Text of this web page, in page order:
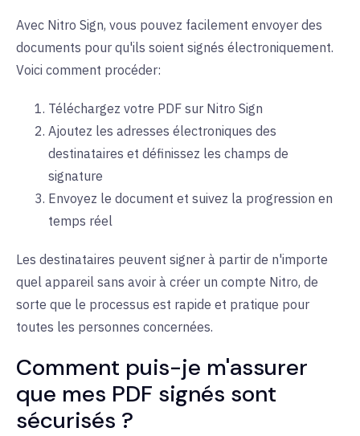
Avec Nitro Sign, vous pouvez facilement envoyer des
documents pour qu'ils soient signés électroniquement.
Voici comment procéder:
Téléchargez votre PDF sur Nitro Sign
Ajoutez les adresses électroniques des
destinataires et définissez les champs de
signature
Envoyez le document et suivez la progression en
temps réel
Les destinataires peuvent signer à partir de n'importe
quel appareil sans avoir à créer un compte Nitro, de
sorte que le processus est rapide et pratique pour
toutes les personnes concernées.
Comment puis-je m'assurer
que mes PDF signés sont
sécurisés ?